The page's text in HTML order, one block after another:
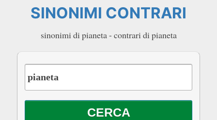
SINONIMI CONTRARI
sinonimi di pianeta - contrari di pianeta